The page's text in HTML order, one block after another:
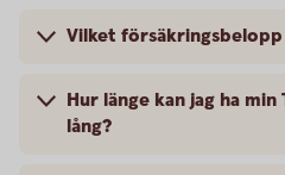
Vilket försäkringsbelopp
Hur länge kan jag ha
lång?